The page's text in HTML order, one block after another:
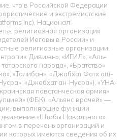
что в Российской Федерации
и экстремистские
Inc), Национал-
религиозная организация
Иеговы в России» и
религиозные организации,
Дивижн», «ИГИЛ», «Аль-
народа», «Братство»
«Талибан», «Джабхат Фатх аш-
«Джебхат ан-Нусра»), «УНА-
повстанческая армия»
(ФБК), «Альянс врачей» —
выполняющие функции
«Штабы Навального»
в перечень организаций и
которых имеются сведения об их